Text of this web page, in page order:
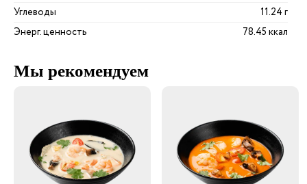
Углеводы
11.24 г
Энерг. ценность
78.45 ккал
Мы рекомендуем